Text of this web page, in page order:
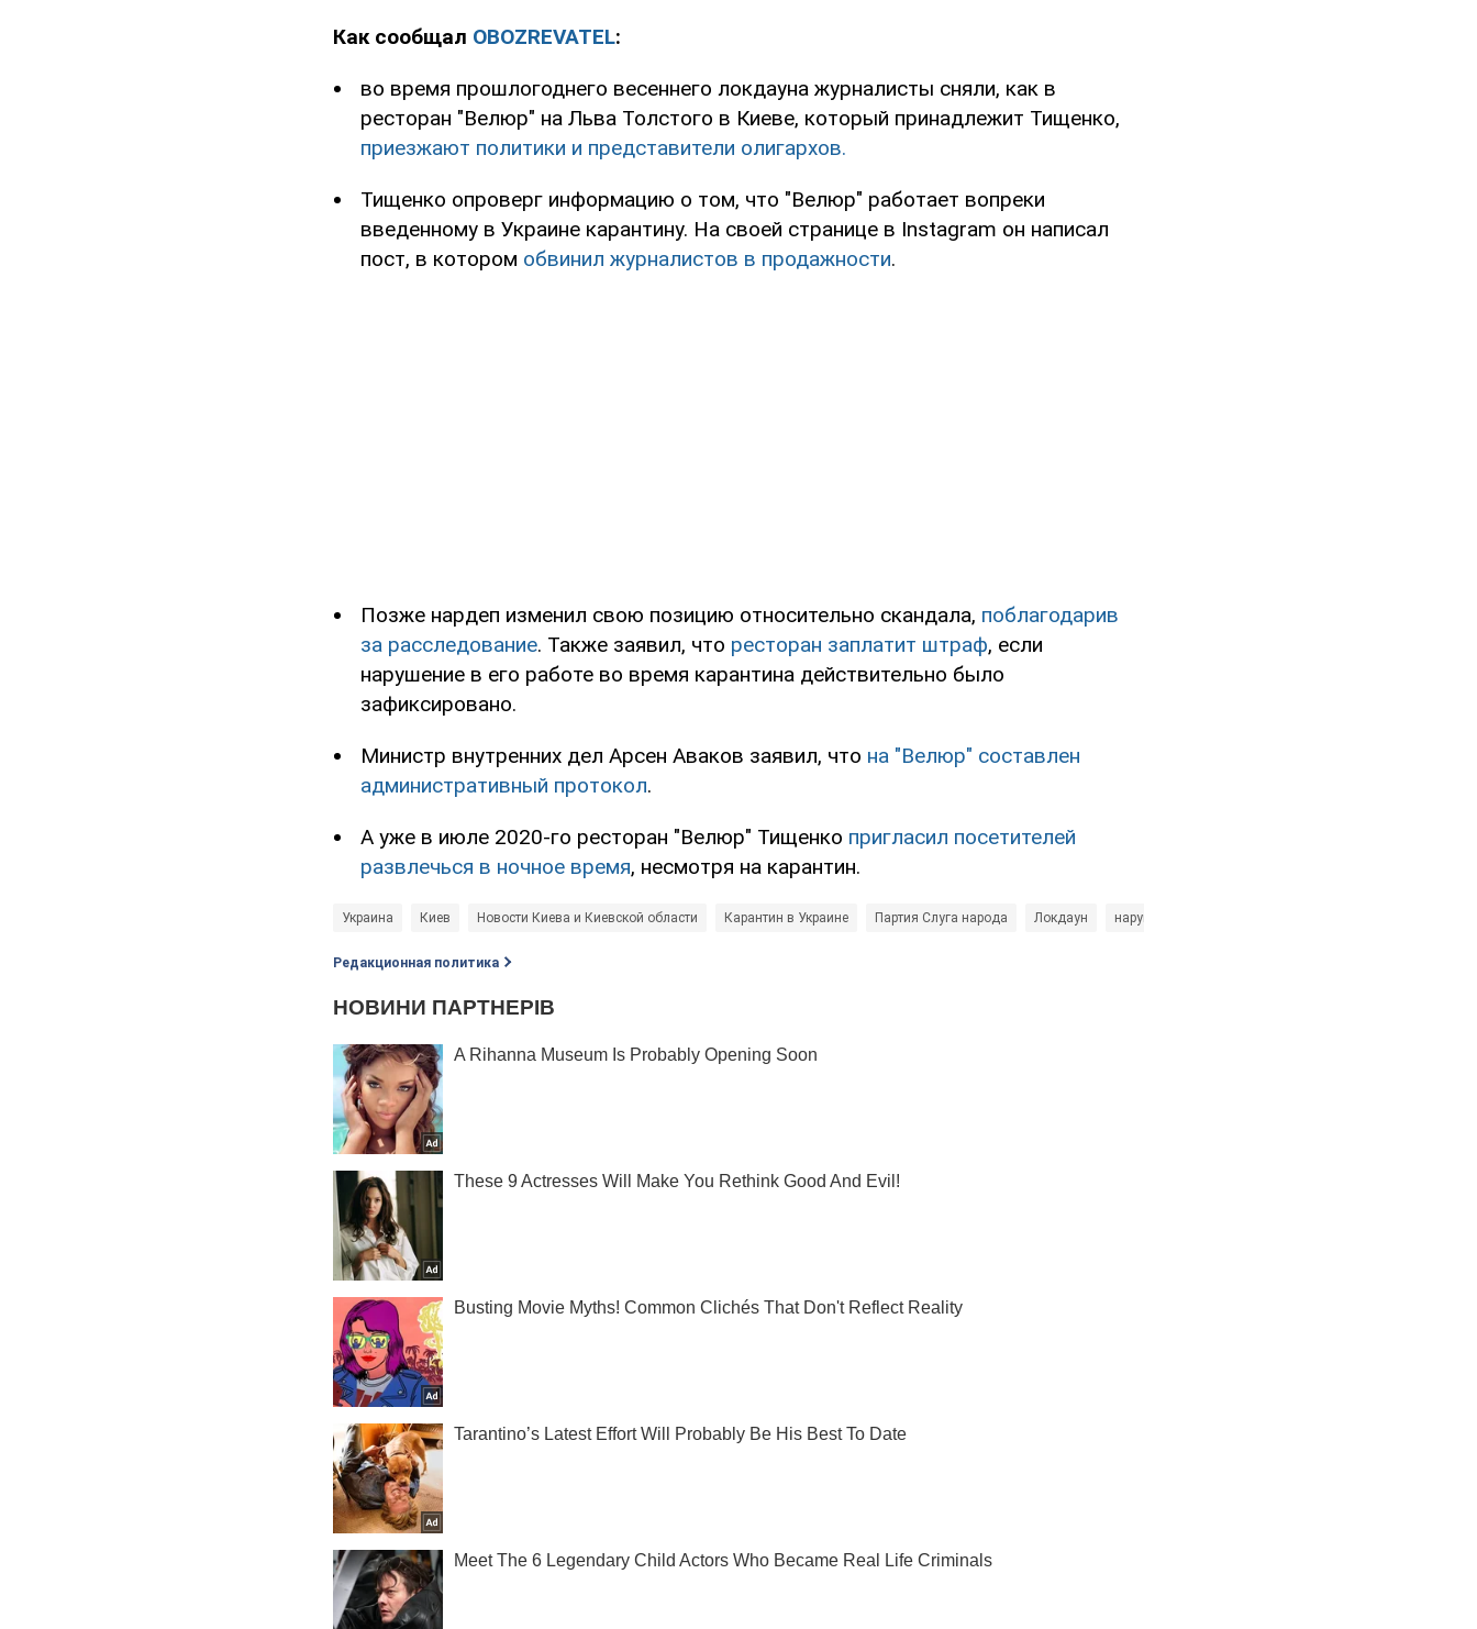
Как сообщал OBOZREVATEL:
во время прошлогоднего весеннего локдауна журналисты сняли, как в
ресторан "Велюр" на Льва Толстого в Киеве, который принадлежит Тищенко,
приезжают политики и представители олигархов.
Тищенко опроверг информацию о том, что "Велюр" работает вопреки
введенному в Украине карантину. На своей странице в Instagram он написал
пост, в котором обвинил журналистов в продажности.
Позже нардеп изменил свою позицию относительно скандала, поблагодарив
за расследование. Также заявил, что ресторан заплатит штраф, если
нарушение в его работе во время карантина действительно было
зафиксировано.
Министр внутренних дел Арсен Аваков заявил, что на "Велюр" составлен
административный протокол.
А уже в июле 2020-го ресторан "Велюр" Тищенко пригласил посетителей
развлечься в ночное время, несмотря на карантин.
Украина Киев Новости Киева и Киевской области Карантин в Украине Партия Слуга народа Локдаун нарушения
Редакционная политика